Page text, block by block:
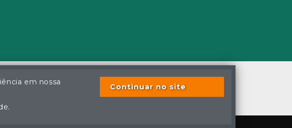
JUCEMS - Todos os direitos reservados
acarretar em penas previstas em lei.
em nossa
Continuar no site